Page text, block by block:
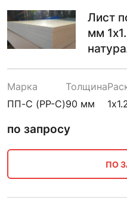
Лист
мм
Марка
ПП-С (PP-C)
Толщина
90 мм
по запросу
ПО